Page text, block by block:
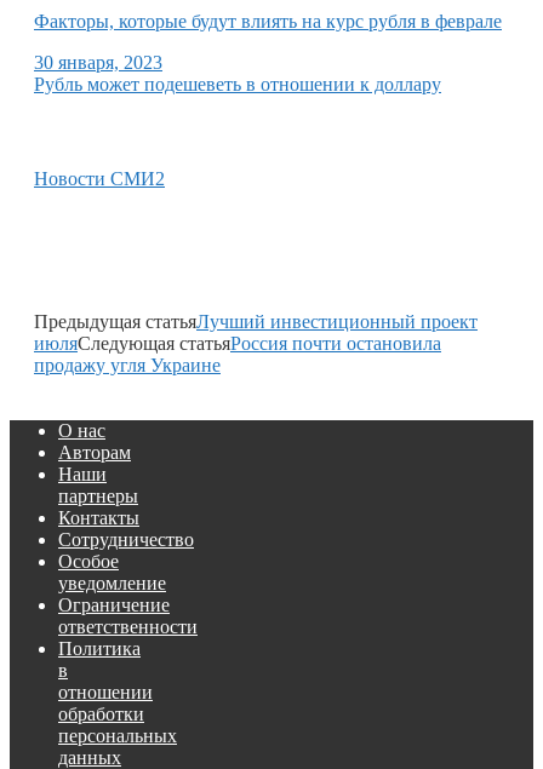
Факторы, которые будут влиять на курс рубля в феврале
30 января, 2023
Рубль может подешеветь в отношении к доллару
Новости СМИ2
Предыдущая статьяЛучший инвестиционный проект
июляСледующая статьяРоссия почти остановила
продажу угля Украине
О нас
Авторам
Наши
партнеры
Контакты
Сотрудничество
Особое
уведомление
Ограничение
ответственности
Политика
в
отношении
обработки
персональных
данных